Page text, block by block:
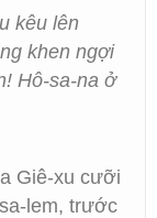
kêu lên
khen ngợi
Hô-sa-na ở
Giê-xu cưỡi
lem, trước